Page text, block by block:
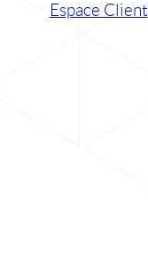
Espace Client